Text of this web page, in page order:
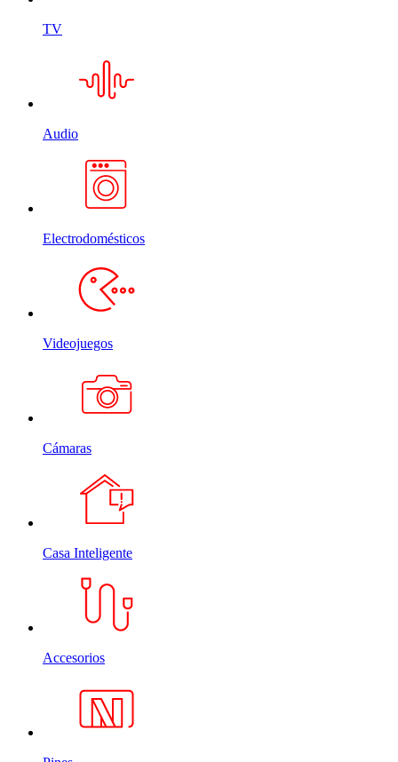
TV
Audio
Electrodomésticos
Videojuegos
Cámaras
Casa Inteligente
Accesorios